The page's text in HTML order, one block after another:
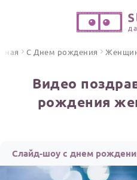
ПО ФОРМАТУ
Открытки
ИНСТРУМЕНТЫ
ОТЗЫВЫ
С Днем рождения
Видео
рождения
Слайд-шоу с днем